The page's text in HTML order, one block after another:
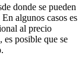
donde se pueden
algunos casos es
al precio
es posible que se